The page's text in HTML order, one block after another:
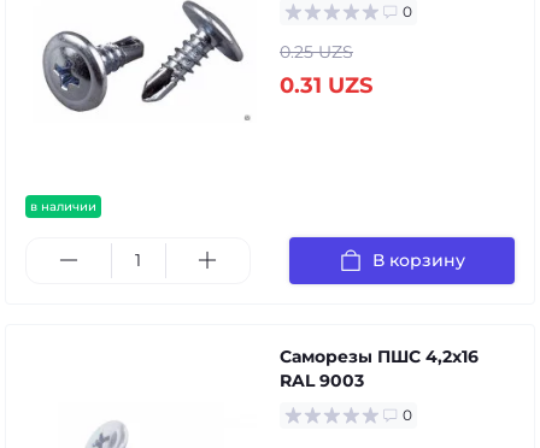
в наличии
0
0.25 UZS
0.31 UZS
В корзину
Саморезы ПШС 4,2х16
RAL 9003
0